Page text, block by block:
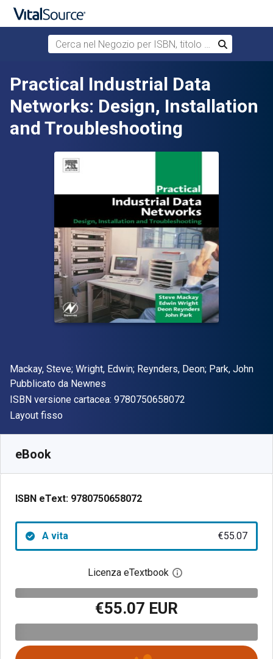
Passa al contenuto principale
Cerca nel Negozio per ISBN, titolo o autore
Cerca
Practical Industrial Data
Networks: Design, Installation
and Troubleshooting
Autore(i)
Mackay, Steve; Wright, Edwin; Reynders, Deon; Park, John
Editore
Pubblicato da Newnes
ISBN versione cartacea: 9780750658072
Formato
Layout fisso
eBook
ISBN eText: 9780750658072
A vita €55.07
Licenza eTextbook Apri la finestra di
€55.07 EUR